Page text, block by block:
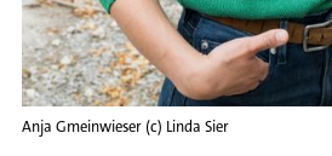
Anja Gmeinwieser (c) Linda Sier